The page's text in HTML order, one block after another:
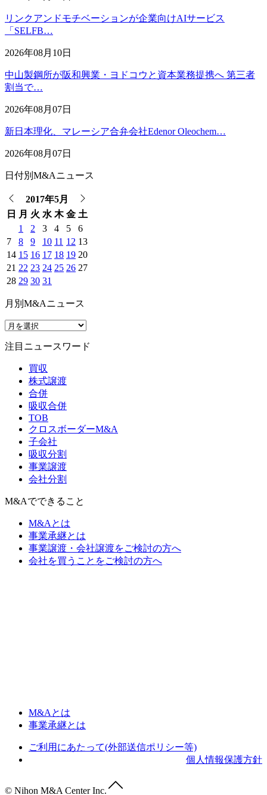
リンクアンドモチベーションが企業向けAIサービス
「SELFB…
2026年08月10日
中山製鋼所が阪和興業・ヨドコウと資本業務提携へ 第三者
割当で…
2026年08月07日
新日本理化、マレーシア合弁会社Edenor Oleochem…
2026年08月07日
日付別M&Aニュース
2017年5月
日
月 火 水 木 金 土
1
2 3 4 5
6
7
8 9 10 11 12 13
14 15 16 17 18 19 20
21 22 23 24 25 26 27
28 29 30 31
月別M&Aニュース
注目ニュースワード
買収
株式譲渡
合併
吸収合併
TOB
クロスボーダーM&A
子会社
吸収分割
事業譲渡
会社分割
M&Aでできること
M&Aとは
事業承継とは
事業譲渡・会社譲渡をご検討の方へ
会社を買うことをご検討の方へ
M&Aとは
事業承継とは
ご利用にあたって(外部送信ポリシー等)
個人情報保護方針
© Nihon M&A Center Inc.